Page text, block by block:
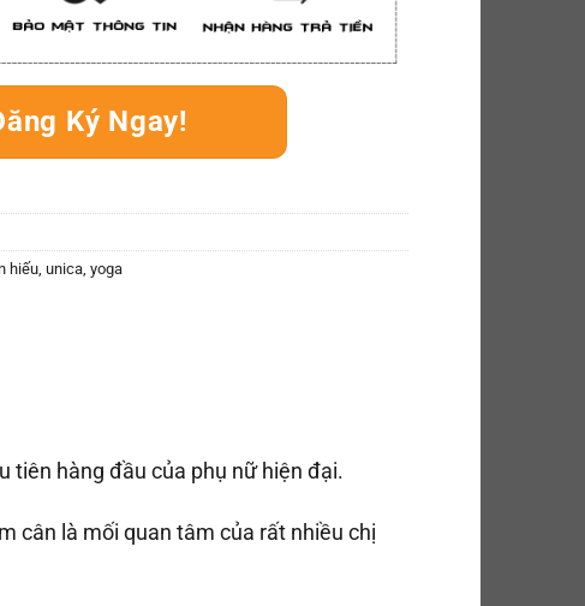
Ký Ngay!
hiếu unica yoga
tiên hàng đầu của phụ nữ hiện đại.
cân là mối quan tâm của rất nhiều chị